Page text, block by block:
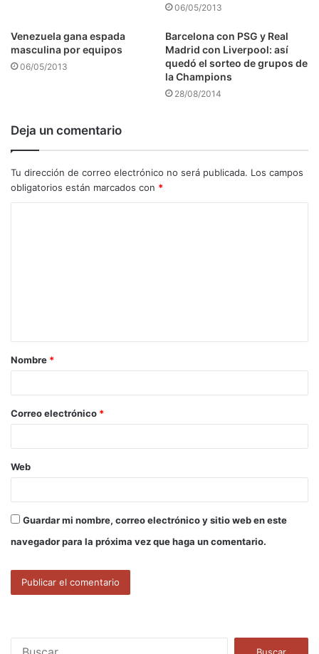
06/05/2013
Venezuela gana espada
masculina por equipos
06/05/2013
Barcelona con PSG y Real
Madrid con Liverpool: así
quedó el sorteo de grupos de
la Champions
28/08/2014
Deja un comentario
Tu dirección de correo electrónico no será publicada. Los campos
obligatorios están marcados con *
a
r
*
Nombre *
Correo electrónico *
Web
Guardar mi nombre, correo electrónico y sitio web en este
navegador para la próxima vez que haga un comentario.